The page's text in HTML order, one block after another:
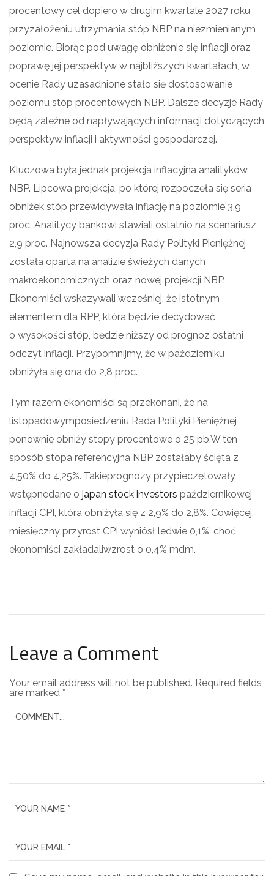
procentowy cel dopiero w drugim kwartale 2027 roku
przyzałożeniu utrzymania stóp NBP na niezmienianym
poziomie. Biorąc pod uwagę obniżenie się inflacji oraz
poprawę jej perspektyw w najbliższych kwartałach, w
ocenie Rady uzasadnione stało się dostosowanie
poziomu stóp procentowych NBP. Dalsze decyzje Rady
będą zależne od napływających informacji dotyczących
perspektyw inflacji i aktywności gospodarczej.
Kluczowa była jednak projekcja inflacyjna analityków
NBP. Lipcowa projekcja, po której rozpoczęła się seria
obniżek stóp przewidywała inflację na poziomie 3,9
proc. Analitycy bankowi stawiali ostatnio na scenariusz
2,9 proc. Najnowsza decyzja Rady Polityki Pieniężnej
została oparta na analizie świeżych danych
makroekonomicznych oraz nowej projekcji NBP.
Ekonomiści wskazywali wcześniej, że istotnym
elementem dla RPP, która będzie decydować
o wysokości stóp, będzie niższy od prognoz ostatni
odczyt inflacji. Przypomnijmy, że w październiku
obniżyła się ona do 2,8 proc.
Tym razem ekonomiści są przekonani, że na
listopadowymposiedzeniu Rada Polityki Pieniężnej
ponownie obniży stopy procentowe o 25 pb.W ten
sposób stopa referencyjna NBP zostałaby ścięta z
4,50% do 4,25%. Takieprognozy przypieczętowały
wstępnedane o japan stock investors październikowej
inflacji CPI, która obniżyła się z 2,9% do 2,8%. Cowięcej,
miesięczny przyrost CPI wyniósł ledwie 0,1%, choć
ekonomiści zakładaliwzrost o 0,4% mdm.
Leave a Comment
Your email address will not be published. Required fields
are marked *